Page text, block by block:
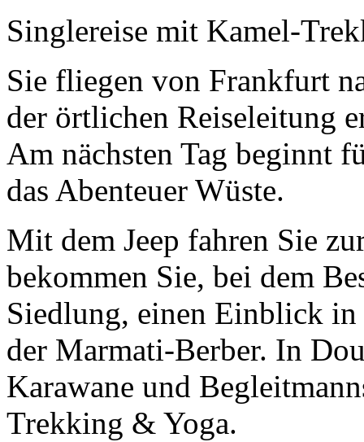
Singlereise mit Kamel-
Sie fliegen von Frankfurt
der örtlichen Reiseleitung
Am nächsten Tag beginnt
das Abenteuer Wüste.
Mit dem Jeep fahren Sie
bekommen Sie, bei dem
Siedlung, einen Einblick
der Marmati-Berber. In
Karawane und
Trekking & Yoga.